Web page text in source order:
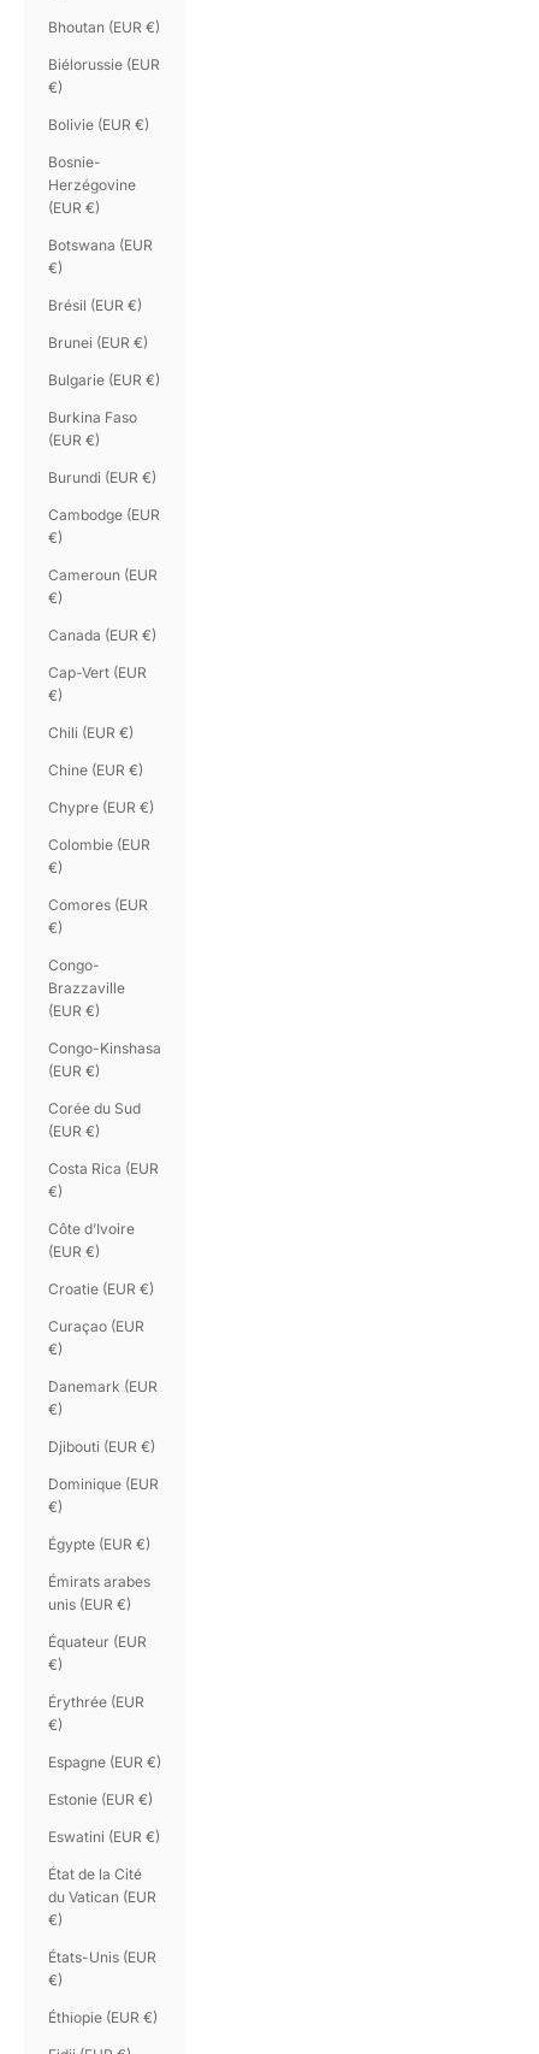
Bhoutan (EUR €)
Biélorussie (EUR
€)
Bolivie (EUR €)
Bosnie-
Herzégovine
(EUR €)
Botswana (EUR
€)
Brésil (EUR €)
Brunei (EUR €)
Bulgarie (EUR €)
Burkina Faso
(EUR €)
Burundi (EUR €)
Cambodge (EUR
€)
Cameroun (EUR
€)
Canada (EUR €)
Cap-Vert (EUR
€)
Chili (EUR €)
Chine (EUR €)
Chypre (EUR €)
Colombie (EUR
€)
Comores (EUR
€)
Congo-
Brazzaville
(EUR €)
Congo-Kinshasa
(EUR €)
Corée du Sud
(EUR €)
Costa Rica (EUR
€)
Côte d’Ivoire
(EUR €)
Croatie (EUR €)
Curaçao (EUR
€)
Danemark (EUR
€)
Djibouti (EUR €)
Dominique (EUR
€)
Égypte (EUR €)
Émirats arabes
unis (EUR €)
Équateur (EUR
€)
Érythrée (EUR
€)
Espagne (EUR €)
Estonie (EUR €)
Eswatini (EUR €)
État de la Cité
du Vatican (EUR
€)
États-Unis (EUR
€)
Éthiopie (EUR €)